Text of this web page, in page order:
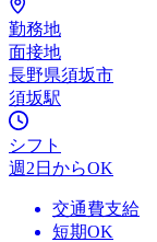
勤務地
面接地
長野県須坂市
須坂駅
シフト
週2日からOK
交通費支給
短期OK